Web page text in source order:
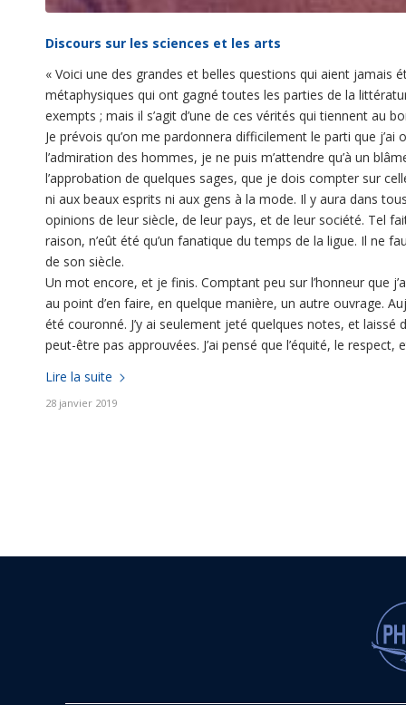
Discours sur les sciences et les arts
« Voici une des grandes et belles questions qui aient jamais
métaphysiques qui ont gagné toutes les parties de la
exempts ; mais il s’agit d’une de ces vérités qui tiennent au
Je prévois qu’on me pardonnera difficilement le parti que
l’admiration des hommes, je ne puis m’attendre qu’à un
l’approbation de quelques sages, que je dois compter sur
ni aux beaux esprits ni aux gens à la mode. Il y aura dans
opinions de leur siècle, de leur pays, et de leur société. Tel
raison, n’eût été qu’un fanatique du temps de la ligue. Il ne
de son siècle.
Un mot encore, et je finis. Comptant peu sur l’honneur que
au point d’en faire, en quelque manière, un autre ouvrage.
été couronné. J’y ai seulement jeté quelques notes, et laissé
peut-être pas approuvées. J’ai pensé que l’équité, le
Lire la suite
28 janvier 2019